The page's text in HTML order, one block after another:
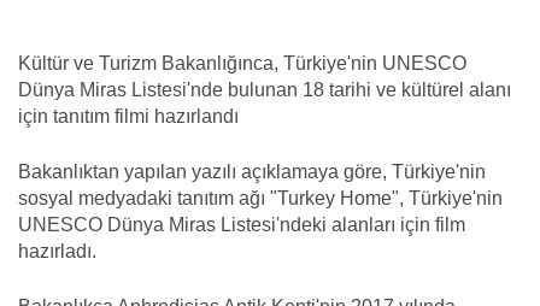
Kültür ve Turizm Bakanlığınca, Türkiye'nin UNESCO
Dünya Miras Listesi'nde bulunan 18 tarihi ve kültürel alanı
için tanıtım filmi hazırlandı
Bakanlıktan yapılan yazılı açıklamaya göre, Türkiye'nin
sosyal medyadaki tanıtım ağı "Turkey Home", Türkiye'nin
UNESCO Dünya Miras Listesi'ndeki alanları için film
hazırladı.